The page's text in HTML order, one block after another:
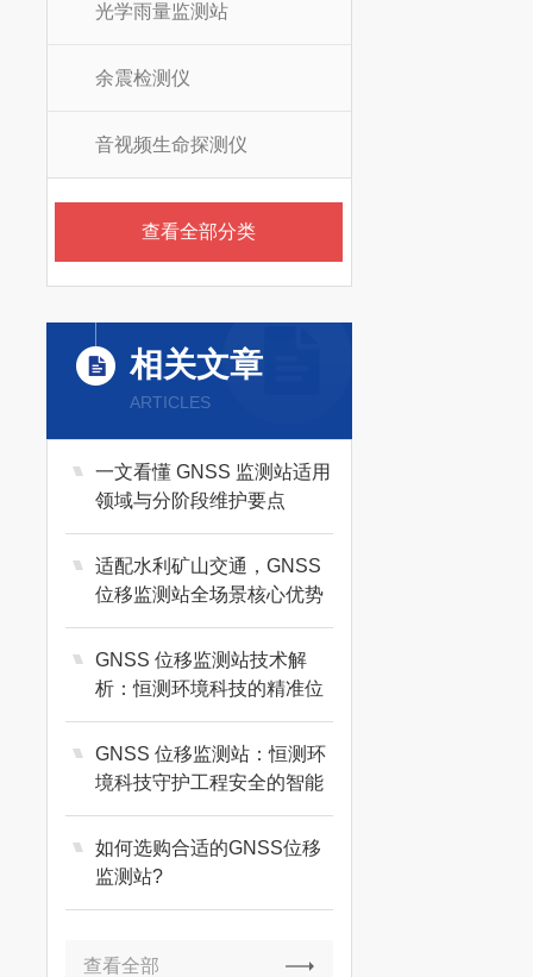
光学雨量监测站
余震检测仪
音视频生命探测仪
查看全部分类
相关文章
ARTICLES
一文看懂 GNSS 监测站适用
领域与分阶段维护要点
适配水利矿山交通，GNSS
位移监测站全场景核心优势
GNSS 位移监测站技术解
析：恒测环境科技的精准位
移感知逻辑
GNSS 位移监测站：恒测环
境科技守护工程安全的智能
感知终端
如何选购合适的GNSS位移
监测站?
查看全部